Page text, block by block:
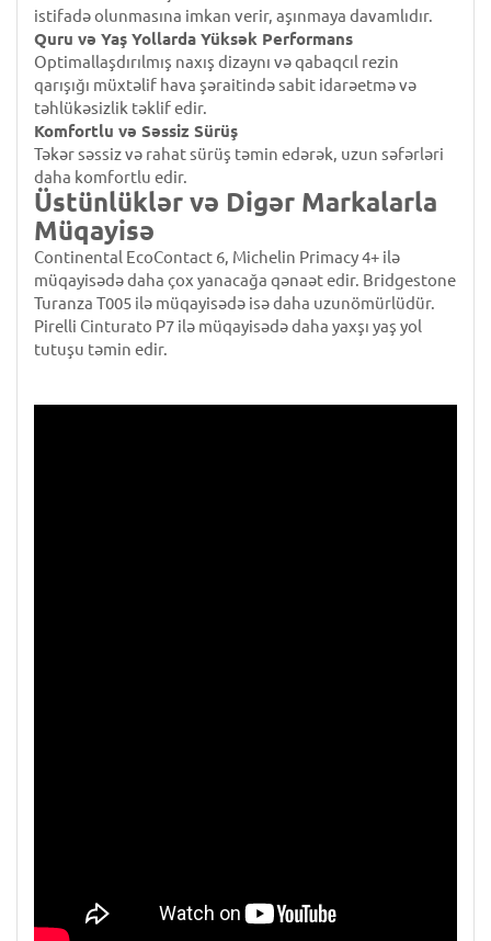
istifadə olunmasına imkan verir, aşınmaya davamlıdır.
Quru və Yaş Yollarda Yüksək Performans
Optimallaşdırılmış naxış dizaynı və qabaqcıl rezin
qarışığı müxtəlif hava şəraitində sabit idarəetmə və
təhlükəsizlik təklif edir.
Komfortlu və Səssiz Sürüş
Təkər səssiz və rahat sürüş təmin edərək, uzun səfərləri
daha komfortlu edir.
Üstünlüklər və Digər Markalarla
Müqayisə
Continental EcoContact 6, Michelin Primacy 4+ ilə
müqayisədə daha çox yanacağa qənaət edir. Bridgestone
Turanza T005 ilə müqayisədə isə daha uzunömürlüdür.
Pirelli Cinturato P7 ilə müqayisədə daha yaxşı yaş yol
tutuşu təmin edir.